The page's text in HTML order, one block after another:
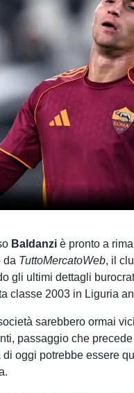
Baldanzi è pronto a
da TuttoMercatoWeb, il
gli ultimi dettagli
classe 2003 in Liguria
sarebbero ormai
passaggio che
di oggi potrebbe essere